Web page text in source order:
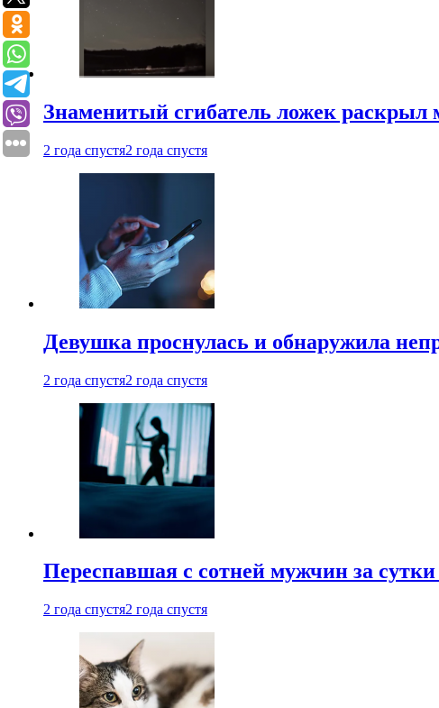
Знаменитый сгибатель ложек
2 года спустя2 года спустя
Девушка проснулась и обнаружила
2 года спустя2 года спустя
Переспавшая с сотней мужчин за
2 года спустя2 года спустя